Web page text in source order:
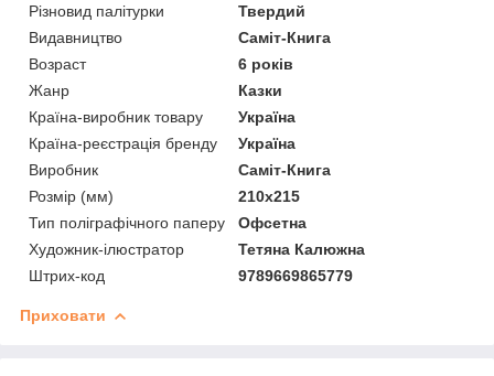
Різновид палітурки
Твердий
Видавництво
Саміт-Книга
Возраст
6 років
Жанр
Казки
Країна-виробник товару
Україна
Країна-реєстрація бренду
Україна
Виробник
Саміт-Книга
Розмір (мм)
210х215
Тип поліграфічного паперу
Офсетна
Художник-ілюстратор
Тетяна Калюжна
Штрих-код
9789669865779
Приховати